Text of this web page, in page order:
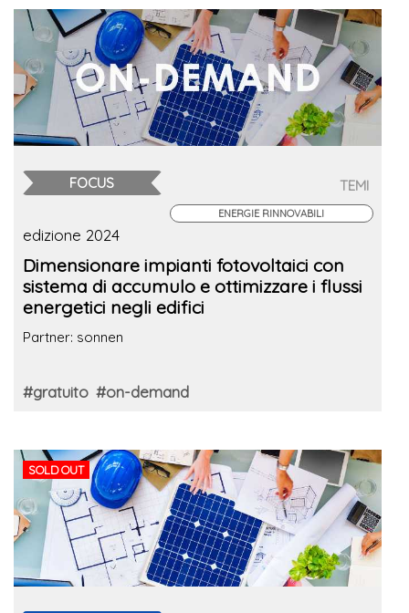
FOCUS TEMI
ENERGIE RINNOVABILI
edizione 2024
Dimensionare impianti fotovoltaici con
sistema di accumulo e ottimizzare i flussi
energetici negli edifici
Partner: sonnen
#gratuito #on-demand
SOLD OUT